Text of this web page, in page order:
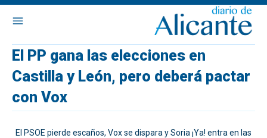
El PP gana las elecciones en
Castilla y León, pero deberá pactar
con Vox
El PSOE pierde escaños, Vox se dispara y Soria ¡Ya! entra en las